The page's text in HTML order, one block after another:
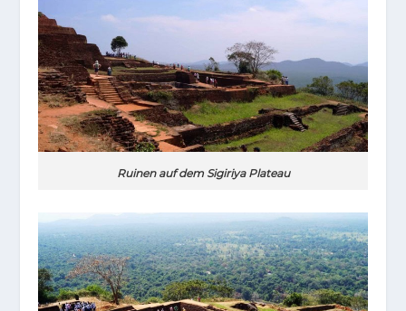
Ruinen auf dem Sigiriya Plateau